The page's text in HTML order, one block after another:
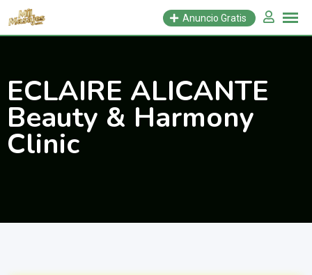
Saltar
Anuncio Gratis
ECLAIRE ALICANTE
Beauty & Harmony
Clinic